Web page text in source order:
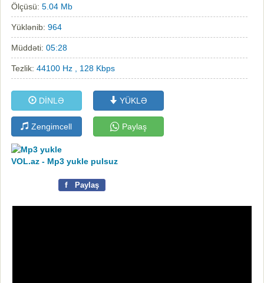
Ölçüsü: 5.04 Mb
Yüklənib: 964
Müddəti: 05:28
Tezlik: 44100 Hz , 128 Kbps
DİNLƏ YÜKLƏ
Zengimcell Paylaş
VOL.az - Mp3 yukle pulsuz
f Paylaş